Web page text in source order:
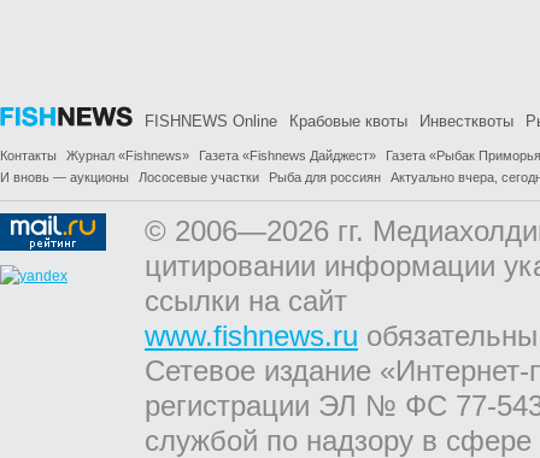
FISHNEWS Online Крабовые квоты Инвестквоты
Контакты Журнал «Fishnews» Газета «Fishnews Дайджест»
Газета «Рыбак
И вновь — аукционы
Лососевые участки Рыба для россиян Актуально вчера,
© 2006—2026 гг.
цитировании информации
ссылки на сайт
www.fishnews.ru
Сетевое издание
регистрации ЭЛ № ФС 77-
службой по надзору в